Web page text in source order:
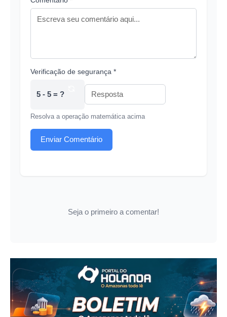
Verificação de segurança *
5 - 5 = ?
Resolva a operação matemática acima
Enviar Comentário
Seja o primeiro a comentar!